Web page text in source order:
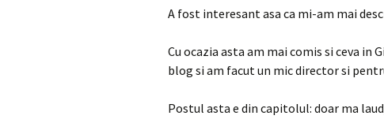
A fost interesant asa ca mi-am mai
Cu ocazia asta am mai comis si ceva
blog si am facut un mic director si
Postul asta e din capitolul: doar ma